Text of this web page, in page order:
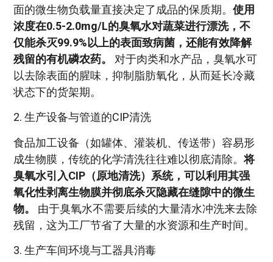
面的微生物负载量直接决定了成品的保质期。 使用
浓度在0.5-2.0mg/L的臭氧水对蔬菜进行漂洗，不
仅能杀灭99.9%以上的表面致病菌，还能有效降解
残留的有机磷农药。
对于肉类和水产品，臭氧水可
以去除表面的腥味，抑制脂肪氧化，从而延长冷藏
状态下的货架期。
2. 生产设备与管道的CIP清洗
食品加工设备（如罐体、灌装机、传送带）容易形
成生物膜，传统的化学清洗往往难以彻底清除。 将
臭氧水引入CIP（原地清洗）系统，可以利用其强
氧化性剥离生物膜并彻底杀灭隐藏在缝隙中的微生
物。
由于臭氧水不需要后续的大量清水冲洗来去除
残留，这为工厂节省了大量的水资源和生产时间。
3. 生产车间环境与工器具消毒